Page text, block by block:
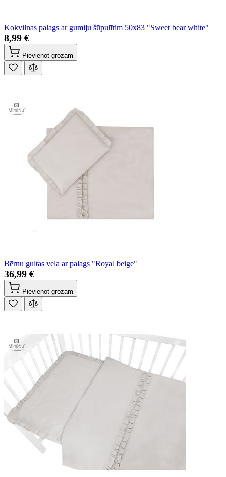
Kokvilnas palags ar gumiju šūpulītim 50x83 "Sweet bear white"
8,99 €
Pievienot grozam
Bērnu gultas veļa ar palags "Royal beige"
36,99 €
Pievienot grozam